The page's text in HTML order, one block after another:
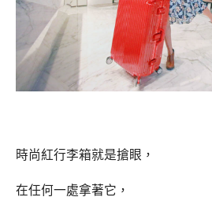
時尚紅行李箱就是搶眼，
在任何一處拿著它，